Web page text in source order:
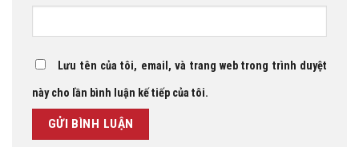
Lưu tên của tôi, email, và trang web trong trình duyệt
này cho lần bình luận kế tiếp của tôi.